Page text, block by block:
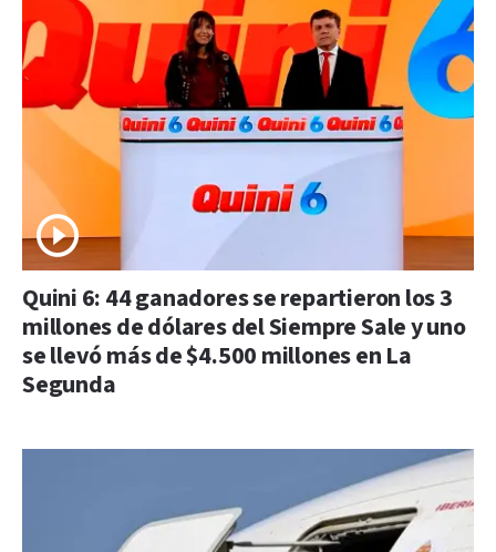
Quini 6: 44 ganadores se repartieron los 3
millones de dólares del Siempre Sale y uno
se llevó más de $4.500 millones en La
Segunda